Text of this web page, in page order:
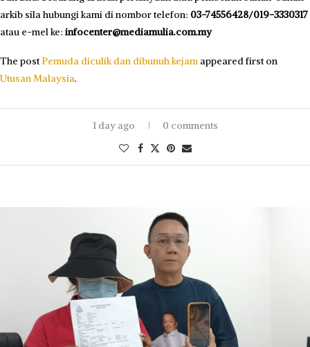
arkib sila hubungi kami di nombor telefon: 03-74556428/019-3330317
atau e-mel ke:infocenter@mediamulia.com.my
The postPemuda diculik dan dibunuh kejam appeared first on
Utusan Malaysia.
1 day ago 0 comments